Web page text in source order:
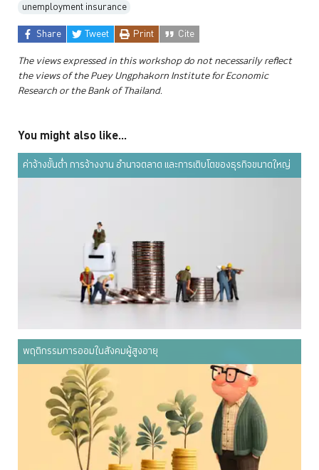
unemployment insurance
Share
Tweet Print Cite
The views expressed in this workshop do not necessarily reflect
the views of the Puey Ungphakorn Institute for Economic
Research or the Bank of Thailand.
You might also like...
ค่าจ้างขั้นต่ำ การจ้างงาน อำนาจตลาด และการเติบโตของธุรกิจขนาดใหญ่
พฤติกรรมการออมในสังคมผู้สูงอายุ